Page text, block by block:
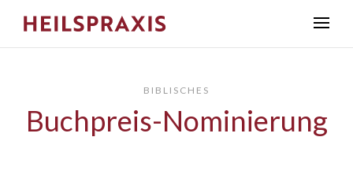
BIBLISCHES
Buchpreis-Nominierung